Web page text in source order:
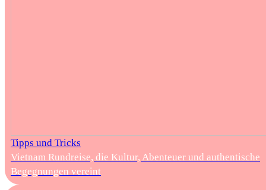
Tipps und Tricks
Vietnam Rundreise, die Kultur, Abenteuer und authentische
Begegnungen vereint